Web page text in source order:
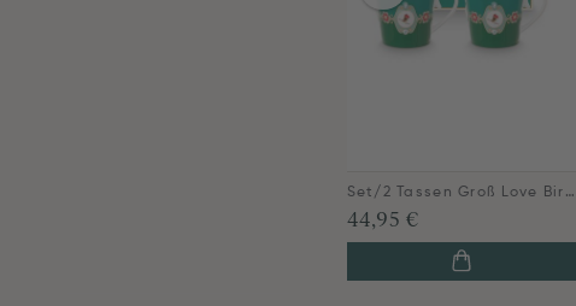
Set/2 Tassen Groß Love Birds Medallion Emerald-Grün
44,95 €